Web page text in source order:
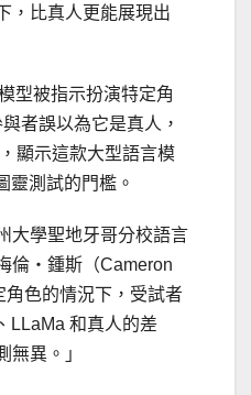
，比真人更能展現出
型被指示扮演特定角
者誤以為它是真人，
顯示這款大型語言模
靈測試的門檻。
大學聖地牙哥分校語言
倫・鍾斯（Cameron
色的情況下，受試者
LLaMa 和真人的差
無異。」